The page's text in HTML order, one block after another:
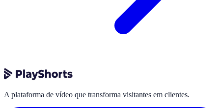
A plataforma de vídeo que transforma visitantes em clientes.